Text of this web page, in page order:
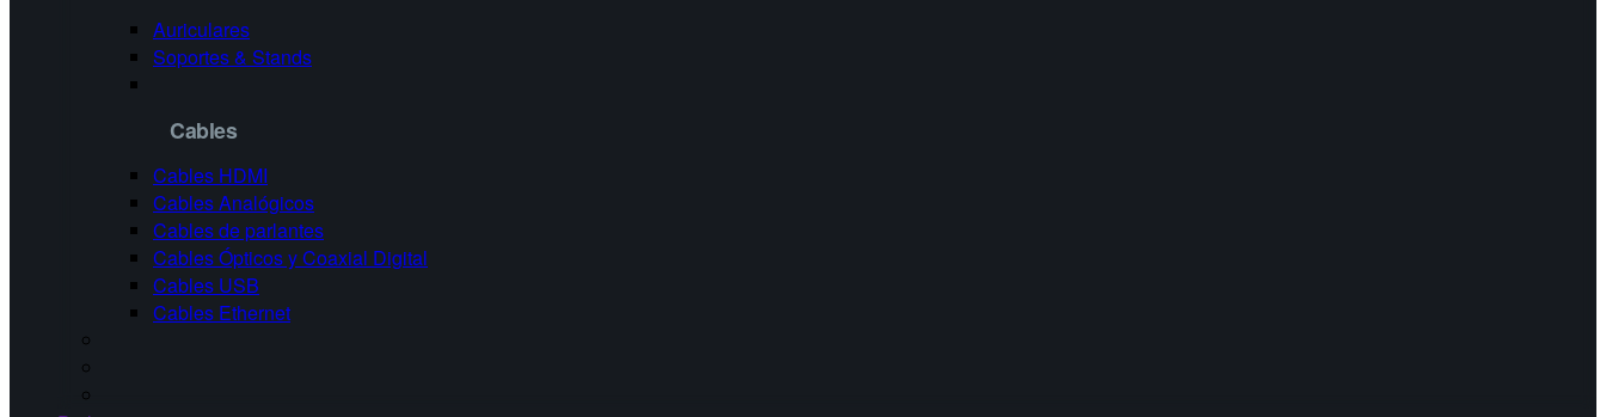
Auriculares
Soportes & Stands
Cables
Cables HDMI
Cables Analógicos
Cables de parlantes
Cables Ópticos y Coaxial Digital
Cables USB
Cables Ethernet